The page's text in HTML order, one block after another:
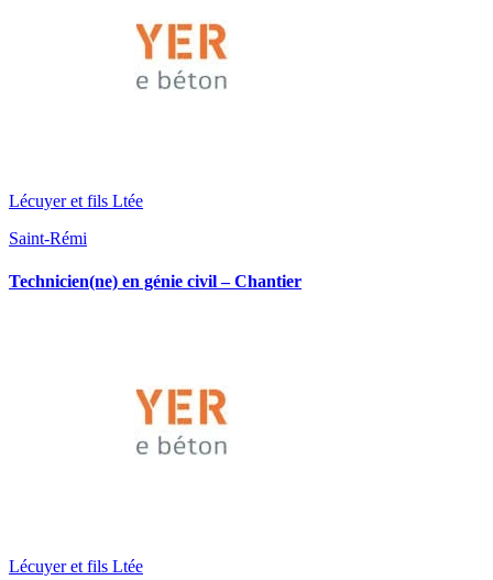
Lécuyer et fils Ltée
Saint-Rémi
Technicien(ne) en génie civil – Chantier
Lécuyer et fils Ltée